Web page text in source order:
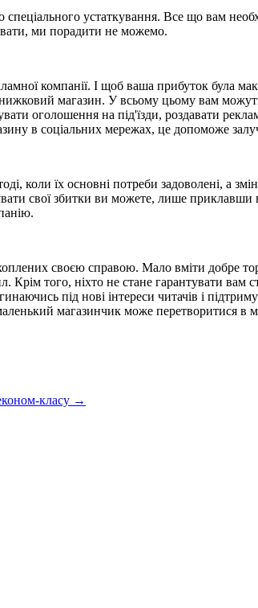
устаткування. Все що вам
ми порадити не можемо.
компанії. І щоб ваша прибуток була
магазин. У всьому цьому вам можуть
оголошення на під'їзди, роздавати
в соціальних мережах, це допоможе
коли їх основні потреби задоволені, а
свої збитки ви можете, лише
своєю справою. Мало вміти добре
Крім того, ніхто не стане гарантувати
під нові інтереси читачів і
магазинчик може перетворитися в
класу →